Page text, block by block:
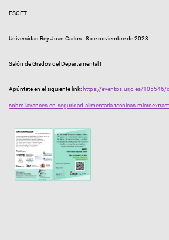
ESCET
Universidad Rey Juan Carlos - 8 de noviembre de 2023
Salón de Grados del Departamental I
Apúntate en el siguiente link: https://eventos.urjc.es/105546/
sobre-lavances-en-seguridad-alimentaria-tecnicas-